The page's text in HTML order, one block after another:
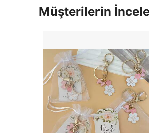
Müşterilerin